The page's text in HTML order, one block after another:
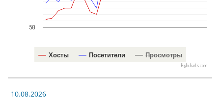
Хосты Посетители Просмотры
50
Highcharts.com
10.08.2026